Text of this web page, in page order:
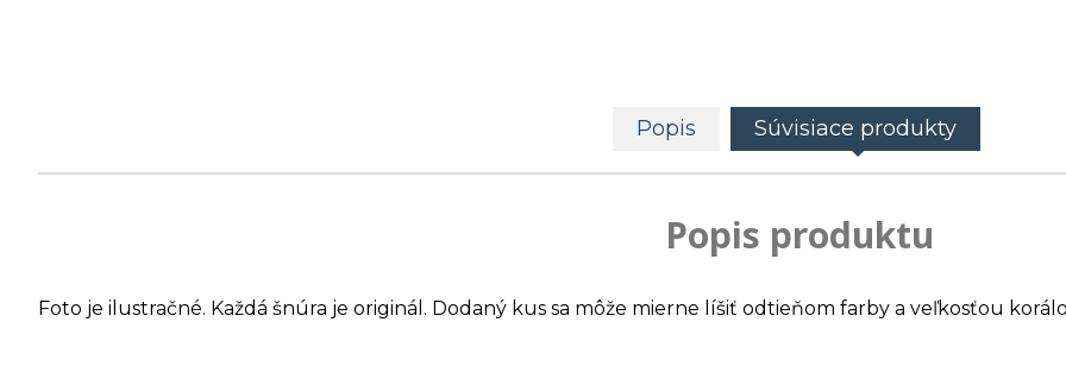
Popis Súvisiace produkty
Popis produktu
Foto je ilustračné. Každá šnúra je originál. Dodaný kus sa môže mierne líšiť odtieňom farby a veľkosťou